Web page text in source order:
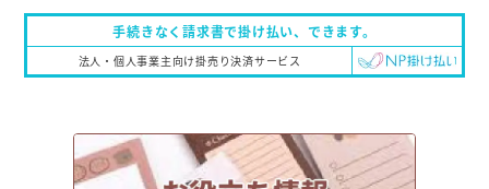
手続きなく請求書で掛け払い、 できます。
法人・個人事業主向け掛売り決済サービス